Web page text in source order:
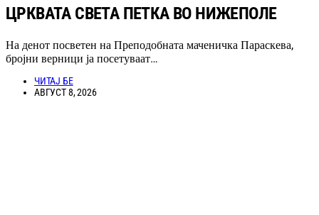
ЦРКВАТА СВЕТА ПЕТКА ВО НИЖЕПОЛЕ
На денот посветен на Преподобната маченичка Параскева,
бројни верници ја посетуваат…
ЧИТАЈ БЕ
АВГУСТ 8, 2026